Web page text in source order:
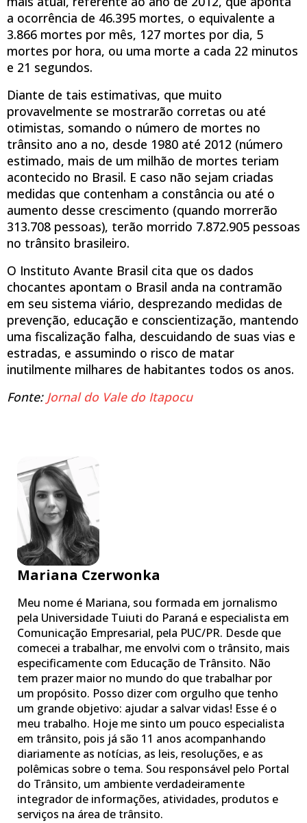
a ocorrência de 46.395 mortes, o equivalente a
3.866 mortes por mês, 127 mortes por dia, 5
mortes por hora, ou uma morte a cada 22 minutos
e 21 segundos.
Diante de tais estimativas, que muito
provavelmente se mostrarão corretas ou até
otimistas, somando o número de mortes no
trânsito ano a no, desde 1980 até 2012 (número
estimado, mais de um milhão de mortes teriam
acontecido no Brasil. E caso não sejam criadas
medidas que contenham a constância ou até o
aumento desse crescimento (quando morrerão
313.708 pessoas), terão morrido 7.872.905 pessoas
no trânsito brasileiro.
O Instituto Avante Brasil cita que os dados
chocantes apontam o Brasil anda na contramão
em seu sistema viário, desprezando medidas de
prevenção, educação e conscientização, mantendo
uma fiscalização falha, descuidando de suas vias e
estradas, e assumindo o risco de matar
inutilmente milhares de habitantes todos os anos.
Fonte: Jornal do Vale do Itapocu
Mariana Czerwonka
Meu nome é Mariana, sou formada em jornalismo
pela Universidade Tuiuti do Paraná e especialista em
Comunicação Empresarial, pela PUC/PR. Desde que
comecei a trabalhar, me envolvi com o trânsito, mais
especificamente com Educação de Trânsito. Não
tem prazer maior no mundo do que trabalhar por
um propósito. Posso dizer com orgulho que tenho
um grande objetivo: ajudar a salvar vidas! Esse é o
meu trabalho. Hoje me sinto um pouco especialista
em trânsito, pois já são 11 anos acompanhando
diariamente as notícias, as leis, resoluções, e as
polêmicas sobre o tema. Sou responsável pelo Portal
do Trânsito, um ambiente verdadeiramente
integrador de informações, atividades, produtos e
serviços na área de trânsito.